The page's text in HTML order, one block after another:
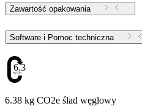
Zawartość opakowania
Software i Pomoc techniczna
6.38
6.38 kg CO2e ślad węglowy